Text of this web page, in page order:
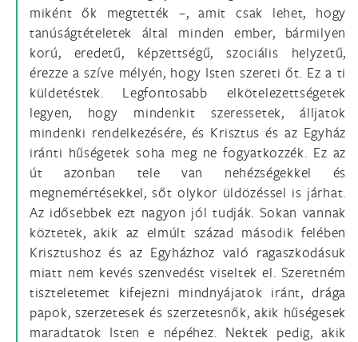
miként ők megtették –, amit csak lehet, hogy
tanúságtételetek által minden ember, bármilyen
korú, eredetű, képzettségű, szociális helyzetű,
érezze a szíve mélyén, hogy Isten szereti őt. Ez a ti
küldetéstek. Legfontosabb elkötelezettségetek
legyen, hogy mindenkit szeressetek, álljatok
mindenki rendelkezésére, és Krisztus és az Egyház
iránti hűségetek soha meg ne fogyatkozzék. Ez az
út azonban tele van nehézségekkel és
megnemértésekkel, sőt olykor üldözéssel is járhat.
Az idősebbek ezt nagyon jól tudják. Sokan vannak
köztetek, akik az elmúlt század második felében
Krisztushoz és az Egyházhoz való ragaszkodásuk
miatt nem kevés szenvedést viseltek el. Szeretném
tiszteletemet kifejezni mindnyájatok iránt, drága
papok, szerzetesek és szerzetesnők, akik hűségesek
maradtatok Isten e népéhez. Nektek pedig, akik